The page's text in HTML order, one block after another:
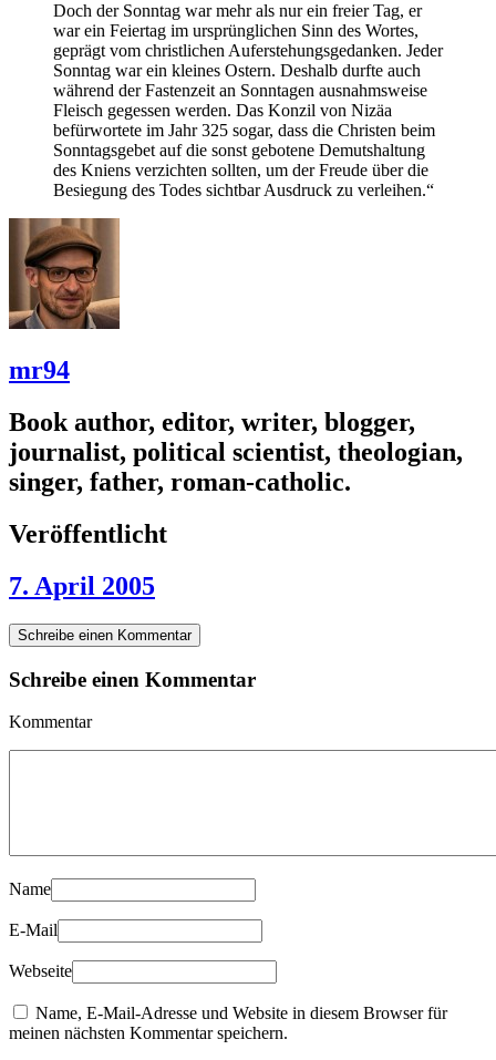
Doch der Sonntag war mehr als nur ein freier Tag, er
war ein Feiertag im ursprünglichen Sinn des Wortes,
geprägt vom christlichen Auferstehungsgedanken. Jeder
Sonntag war ein kleines Ostern. Deshalb durfte auch
während der Fastenzeit an Sonntagen ausnahmsweise
Fleisch gegessen werden. Das Konzil von Nizäa
befürwortete im Jahr 325 sogar, dass die Christen beim
Sonntagsgebet auf die sonst gebotene Demutshaltung
des Kniens verzichten sollten, um der Freude über die
Besiegung des Todes sichtbar Ausdruck zu verleihen.“
mr94
Book author, editor, writer, blogger,
journalist, political scientist, theologian,
singer, father, roman-catholic.
Veröffentlicht
7. April 2005
Schreibe einen Kommentar
Schreibe einen Kommentar
Kommentar
Name
E-Mail
Webseite
Name, E-Mail-Adresse und Website in diesem Browser für
meinen nächsten Kommentar speichern.